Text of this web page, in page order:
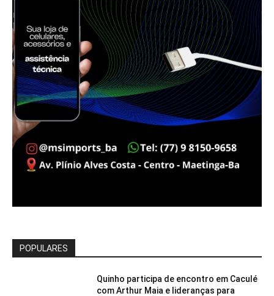
POPULARES
Quinho participa de encontro em Caculé
com Arthur Maia e lideranças para